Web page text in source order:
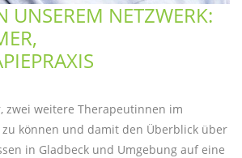
UNSEREM NETZWERK:
zwei weitere Therapeutinnen im
können und damit den Überblick über
in Gladbeck und Umgebung auf eine